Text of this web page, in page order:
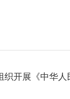
织开展《中华